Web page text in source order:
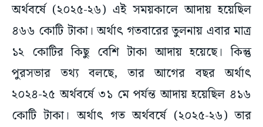
অর্থবর্ষে (২০২৫-২৬) এই সময়কালে আদায় হয়েছিল
৪৬৬ কোটি টাকা। অর্থাৎ গতবারের তুলনায় এবার মাত্র
১২ কোটির কিছু বেশি টাকা আদায় হয়েছে। কিন্তু
পুরসভার তথ্য বলছে, তার আগের বছর অর্থাৎ
২০২৪-২৫ অর্থবর্ষে ৩১ মে পর্যন্ত আদায় হয়েছিল ৪১৬
কোটি টাকা। অর্থাৎ গত অর্থবর্ষে (২০২৫-২৬) তার